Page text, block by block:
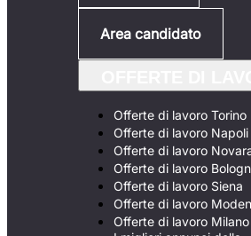
Area candidato
Offerte di lavoro Torino
Offerte di lavoro Napoli
Offerte di lavoro
Offerte di lavoro
Offerte di lavoro Siena
Offerte di lavoro
Offerte di lavoro Milano